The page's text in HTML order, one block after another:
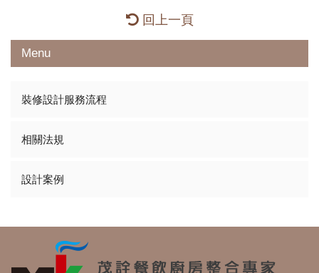
回上一頁
Menu
裝修設計服務流程
相關法規
設計案例